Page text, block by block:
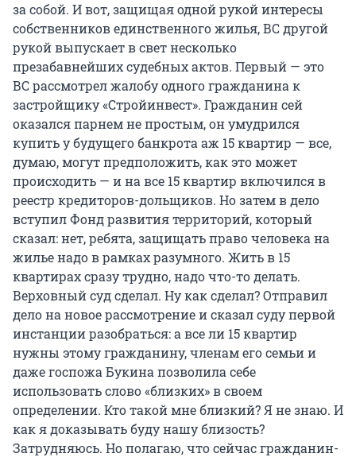
за собой. И вот, защищая одной рукой интересы
собственников единственного жилья, ВС другой
рукой выпускает в свет несколько
презабавнейших судебных актов. Первый — это
ВС рассмотрел жалобу одного гражданина к
застройщику «Стройинвест». Гражданин сей
оказался парнем не простым, он умудрился
купить у будущего банкрота аж 15 квартир — все,
думаю, могут предположить, как это может
происходить — и на все 15 квартир включился в
реестр кредиторов-дольщиков. Но затем в дело
вступил Фонд развития территорий, который
сказал: нет, ребята, защищать право человека на
жилье надо в рамках разумного. Жить в 15
квартирах сразу трудно, надо что-то делать.
Верховный суд сделал. Ну как сделал? Отправил
дело на новое рассмотрение и сказал суду первой
инстанции разобраться: а все ли 15 квартир
нужны этому гражданину, членам его семьи и
даже госпожа Букина позволила себе
использовать слово «близких» в своем
определении. Кто такой мне близкий? Я не знаю. И
как я доказывать буду нашу близость?
Затрудняюсь. Но полагаю, что сейчас гражданин-